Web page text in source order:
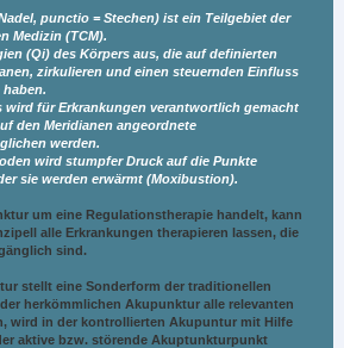
punctio = Stechen) ist ein Teilgebiet der
Medizin (TCM).
(Qi) des Körpers aus, die auf definierten
zirkulieren und einen steuernden Einfluss
wird für Erkrankungen verantwortlich gemacht
den Meridianen angeordnete
werden.
wird stumpfer Druck auf die Punkte
sie werden erwärmt (Moxibustion).
um eine Regulationstherapie handelt, kann
alle Erkrankungen therapieren lassen, die
sind.
stellt eine Sonderform der traditionellen
herkömmlichen Akupunktur alle relevanten
wird in der kontrollierten Akupuntur mit Hilfe
aktive bzw. störende Akuptunkturpunkt